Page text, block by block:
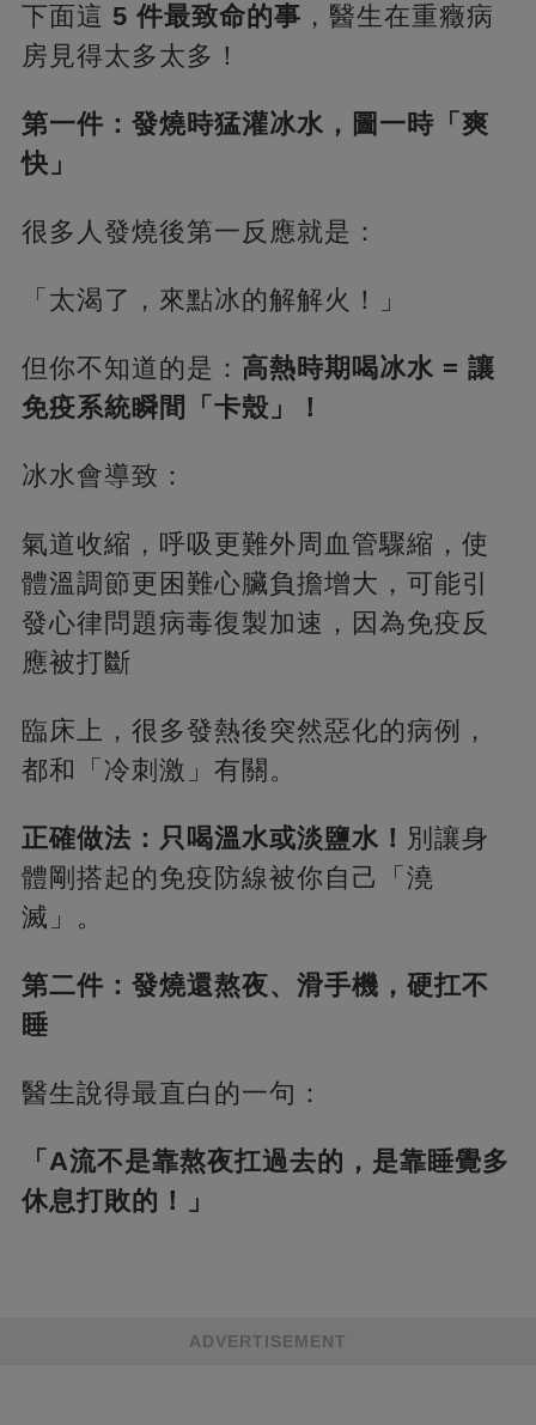
下面這 5 件最致命的事 ，醫生在重癥病
房見得太多太多！
第一件：發燒時猛灌冰水，圖一時「爽
快」
很多人發燒後第一反應就是：
「太渴了，來點冰的解解火！」
但你不知道的是： 高熱時期喝冰水 = 讓
免疫系統瞬間「卡殼」！
冰水會導致：
氣道收縮，呼吸更難外周血管驟縮，使
體溫調節更困難心臟負擔增大，可能引
發心律問題病毒復製加速，因為免疫反
應被打斷
臨床上，很多發熱後突然惡化的病例，
都和「冷刺激」有關。
正確做法：只喝溫水或淡鹽水！ 別讓身
體剛搭起的免疫防線被你自己「澆
滅」。
第二件：發燒還熬夜、滑手機，硬扛不
睡
醫生說得最直白的一句：
「A流不是靠熬夜扛過去的，是靠睡覺多
休息打敗的！」
ADVERTISEMENT